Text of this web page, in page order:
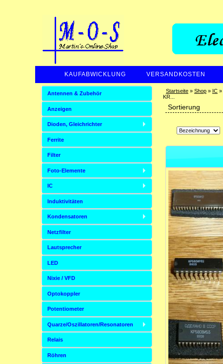
KAUFABWICKLUNG VERSANDKOSTEN
Startseite» Shop» IC»
KR...
Sortierung
Antennen & Zubehör
Anzeigen
Dioden, Gleichrichter
Ferrite
Filter
Foto-Elemente
IC
Induktivitäten
Kondensatoren
Netzfilter
Lautsprecher
LED
Nixie / VFD
Optokoppler
Potentiometer
Quarze/Oszillatoren/Resonatoren
Relais
Röhren